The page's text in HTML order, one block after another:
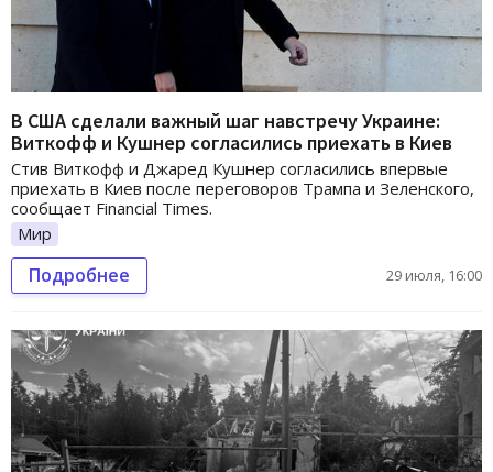
В США сделали важный шаг навстречу Украине:
Виткофф и Кушнер согласились приехать в Киев
Стив Виткофф и Джаред Кушнер согласились впервые
приехать в Киев после переговоров Трампа и Зеленского,
сообщает Financial Times.
Мир
Подробнее 29 июля, 16:00